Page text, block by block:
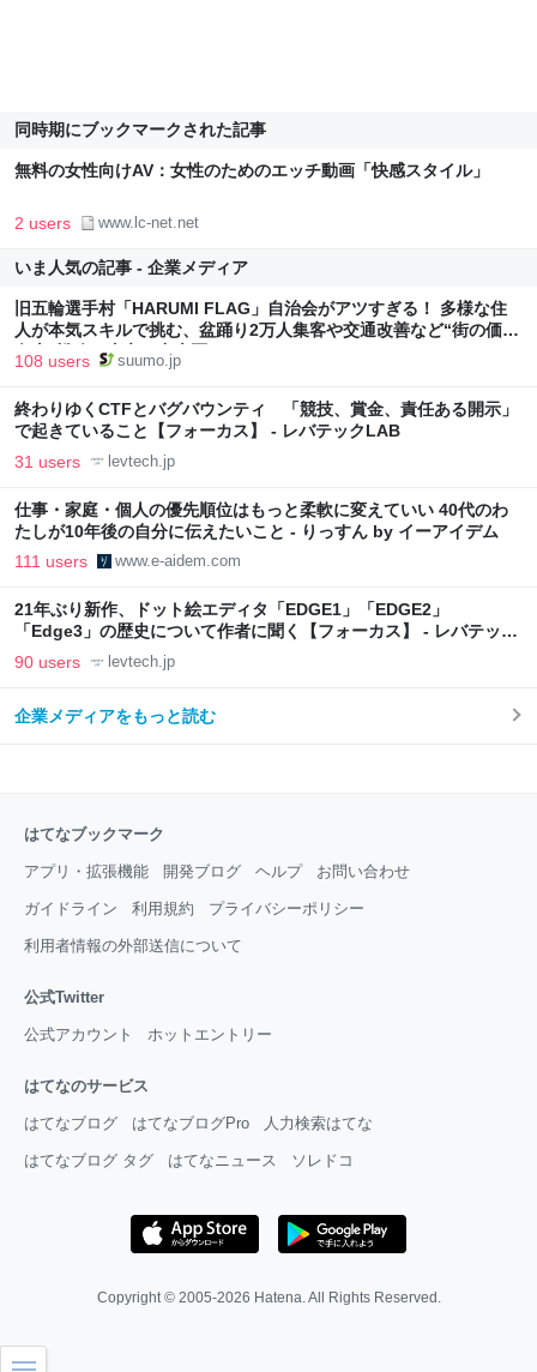
同時期にブックマークされた記事
無料の女性向けAV：女性のためのエッチ動画「快感スタイル」
2 users www.lc-net.net
いま人気の記事 - 企業メディア
旧五輪選手村「HARUMI FLAG」自治会がアツすぎる！ 多様な住
人が本気スキルで挑む、盆踊り2万人集客や交通改善など“街の価値
向上”戦略 東京・中央区
108 users suumo.jp
終わりゆくCTFとバグバウンティ 「競技、賞金、責任ある開示」
で起きていること【フォーカス】 - レバテックLAB
31 users levtech.jp
仕事・家庭・個人の優先順位はもっと柔軟に変えていい 40代のわ
たしが10年後の自分に伝えたいこと - りっすん by イーアイデム
111 users www.e-aidem.com
21年ぶり新作、ドット絵エディタ「EDGE1」「EDGE2」
「Edge3」の歴史について作者に聞く【フォーカス】 - レバテック
LAB
90 users levtech.jp
企業メディアをもっと読む
はてなブックマーク
アプリ・拡張機能 開発ブログ ヘルプ お問い合わせ
ガイドライン 利用規約 プライバシーポリシー
利用者情報の外部送信について
公式Twitter
公式アカウント ホットエントリー
はてなのサービス
はてなブログ はてなブログPro 人力検索はてな
はてなブログ タグ はてなニュース ソレドコ
Copyright © 2005-2026 Hatena. All Rights Reserved.